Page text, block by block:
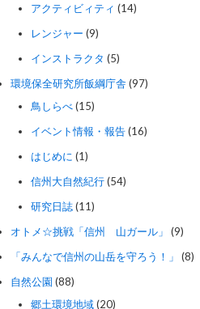
アクティビィティ (14)
レンジャー (9)
インストラクタ (5)
環境保全研究所飯綱庁舎 (97)
鳥しらべ(15)
イベント情報・報告(16)
はじめに (1)
信州大自然紀行(54)
研究日誌(11)
オトメ☆挑戦「信州 山ガール」
(9)
「みんなで信州の山岳を守ろう！」
(8)
自然公園 (88)
郷土環境地域(20)